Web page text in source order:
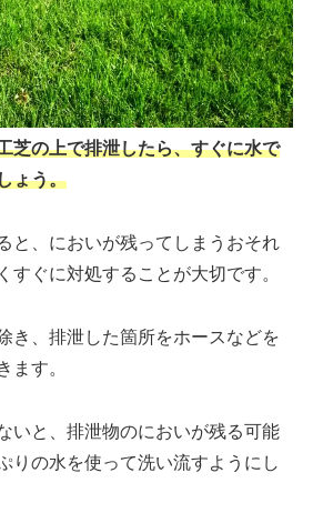
芝の上で排泄したら、すぐに水で
ょう。
と、においが残ってしまうおそれ
すぐに対処することが大切です。
き、排泄した箇所をホースなどを
ます。
いと、排泄物のにおいが残る可能
りの水を使って洗い流すようにし